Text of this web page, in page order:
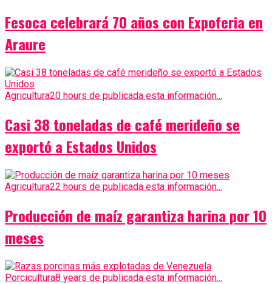
Fesoca celebrará 70 años con Expoferia en
Araure
Agricultura20 hours de publicada esta información...
Casi 38 toneladas de café merideño se
exportó a Estados Unidos
Agricultura22 hours de publicada esta información...
Producción de maíz garantiza harina por 10
meses
Porcicultura8 years de publicada esta información...